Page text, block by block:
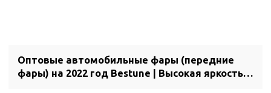
Оптовые автомобильные фары (передние
фары) на 2022 год Bestune | Высокая яркость,